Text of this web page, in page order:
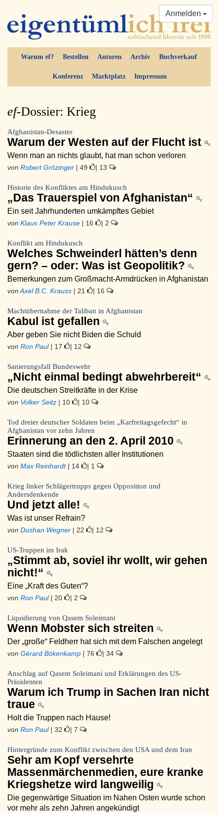
Warum ef? Bestellen Autoren Archiv Buchverkauf
Konferenz Marktplatz Impressum
Anmelden
ef-Dossier: Krieg
Afghanistan-Desaster
Warum der Westen auf der Flucht ist
Wenn man an nichts glaubt, hat man schon verloren
von Robert Grözinger | 49 | 13
Historie des Konfliktes am Hindukusch
„Das Trauerspiel von Afghanistan“
Ein seit Jahrhunderten umkämpftes Gebiet
von Klaus Peter Krause | 16 | 2
Konflikt am Hindukusch
Welches Schweinderl hätten’s denn
gern? – oder: Was ist Geopolitik?
Bemerkungen zum Großmacht-Armdrücken in Afghanistan
von Axel B.C. Krauss | 21 | 16
Machtübernahme der Taliban in Afghanistan
Kabul ist gefallen
Aber geben Sie nicht Biden die Schuld
von Ron Paul| 17 | 12
Sanierungsfall Bundeswehr
„Nicht einmal bedingt abwehrbereit“
Die deutschen Streitkräfte in der Krise
von Volker Seitz | 10 | 10
Tod dreier deutscher Soldaten beim „Karfreitagsgefecht“ in
Afghanistan vor zehn Jahren
Erinnerung an den 2. April 2010
Staaten sind die tödlichsten aller Institutionen
von Max Reinhardt| 14 | 1
Krieg linker Schlägertrupps gegen Opposition und
Andersdenkende
Und jetzt alle!
Was ist unser Refrain?
von Dushan Wegner | 22 | 12
US-Truppen im Irak
„Stimmt ab, soviel ihr wollt, wir gehen
nicht!“
Eine „Kraft des Guten“?
von Ron Paul| 20 | 2
Liquidierung von Qasem Soleimani
Wenn Mobster sich streiten
Der „große“ Feldherr hat sich mit dem Falschen angelegt
von Gérard Bökenkamp | 76 | 34
Anschlag auf Qasem Soleimani und Erklärungen des US-
Präsidenten
Warum ich Trump in Sachen Iran nicht
traue
Holt die Truppen nach Hause!
von Ron Paul| 32 | 7
Hintergründe zum Konflikt zwischen den USA und dem Iran
Sehr am Kopf versehrte
Massenmärchenmedien, eure kranke
Kriegshetze wird langweilig
Die gegenwärtige Situation im Nahen Osten wurde schon
vor mehr als zehn Jahren angekündigt